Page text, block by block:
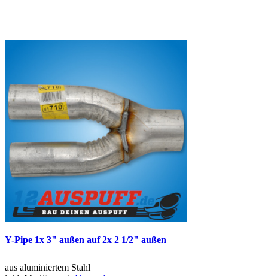
Y-Pipe 1x 3" außen auf 2x 2 1/2" außen
aus aluminiertem Stahl